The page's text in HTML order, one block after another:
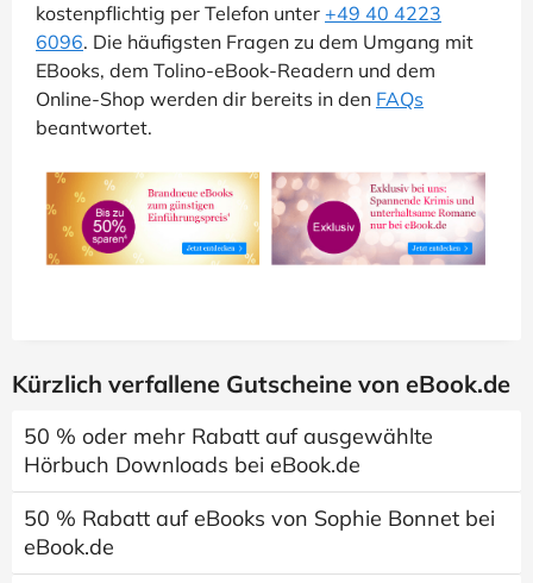
kostenpflichtig per Telefon unter +49 40 4223
6096. Die häufigsten Fragen zu dem Umgang mit
EBooks, dem Tolino-eBook-Readern und dem
Online-Shop werden dir bereits in den FAQs
beantwortet.
Kürzlich verfallene Gutscheine von eBook.de
50 % oder mehr Rabatt auf ausgewählte
Hörbuch Downloads bei eBook.de
50 % Rabatt auf eBooks von Sophie Bonnet bei
eBook.de